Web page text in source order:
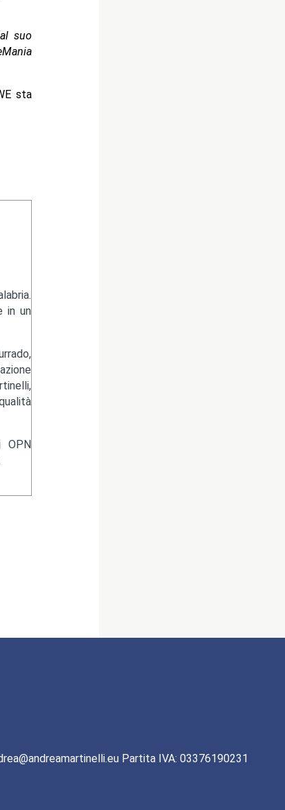
suo
sta
in un
OPN
Partita IVA: 03376190231